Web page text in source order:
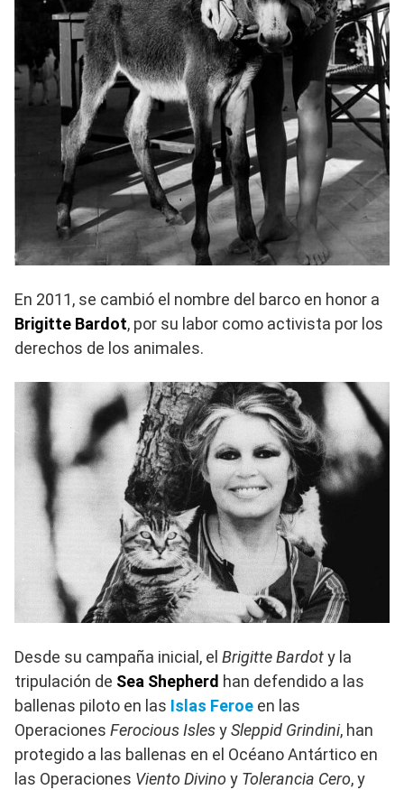
En 2011, se cambió el nombre del barco en honor a
Brigitte Bardot, por su labor como activista por los
derechos de los animales.
Desde su campaña inicial, el Brigitte Bardoty la
tripulación de Sea Shepherd han defendido a las
ballenas piloto en las Islas Feroe en las
Operaciones Ferocious IslesySleppid Grindini, han
protegido a las ballenas en el Océano Antártico en
las Operaciones Viento Divino y Tolerancia Cero, y